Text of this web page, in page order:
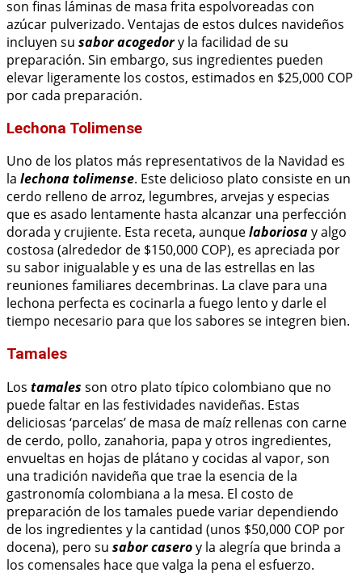
son finas láminas de masa frita espolvoreadas con
azúcar pulverizado. Ventajas de estos dulces navideños
incluyen su sabor acogedory la facilidad de su
preparación. Sin embargo, sus ingredientes pueden
elevar ligeramente los costos, estimados en $25,000 COP
por cada preparación.
Lechona Tolimense
Uno de los platos más representativos de la Navidad es
la lechona tolimense. Este delicioso plato consiste en un
cerdo relleno de arroz, legumbres, arvejas y especias
que es asado lentamente hasta alcanzar una perfección
dorada y crujiente. Esta receta, aunquelaboriosay algo
costosa (alrededor de $150,000 COP), es apreciada por
su sabor inigualable y es una de las estrellas en las
reuniones familiares decembrinas. La clave para una
lechona perfecta es cocinarla a fuego lento y darle el
tiempo necesario para que los sabores se integren bien.
Tamales
Los tamales son otro plato típico colombiano que no
puede faltar en las festividades navideñas. Estas
deliciosas ‘parcelas’ de masa de maíz rellenas con carne
de cerdo, pollo, zanahoria, papa y otros ingredientes,
envueltas en hojas de plátano y cocidas al vapor, son
una tradición navideña que trae la esencia de la
gastronomía colombiana a la mesa. El costo de
preparación de los tamales puede variar dependiendo
de los ingredientes y la cantidad (unos $50,000 COP por
docena), pero su sabor caseroy la alegría que brinda a
los comensales hace que valga la pena el esfuerzo.